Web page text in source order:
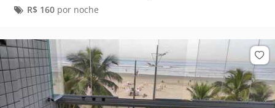
R$ 160por noche